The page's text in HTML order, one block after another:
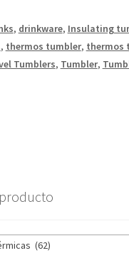
, drinkware, Insulating
, thermos tumbler, thermos
Tumblers, Tumbler,
(62)